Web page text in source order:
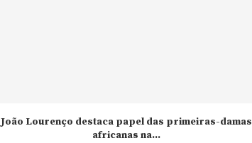
João Lourenço destaca papel das primeiras-damas
africanas na...